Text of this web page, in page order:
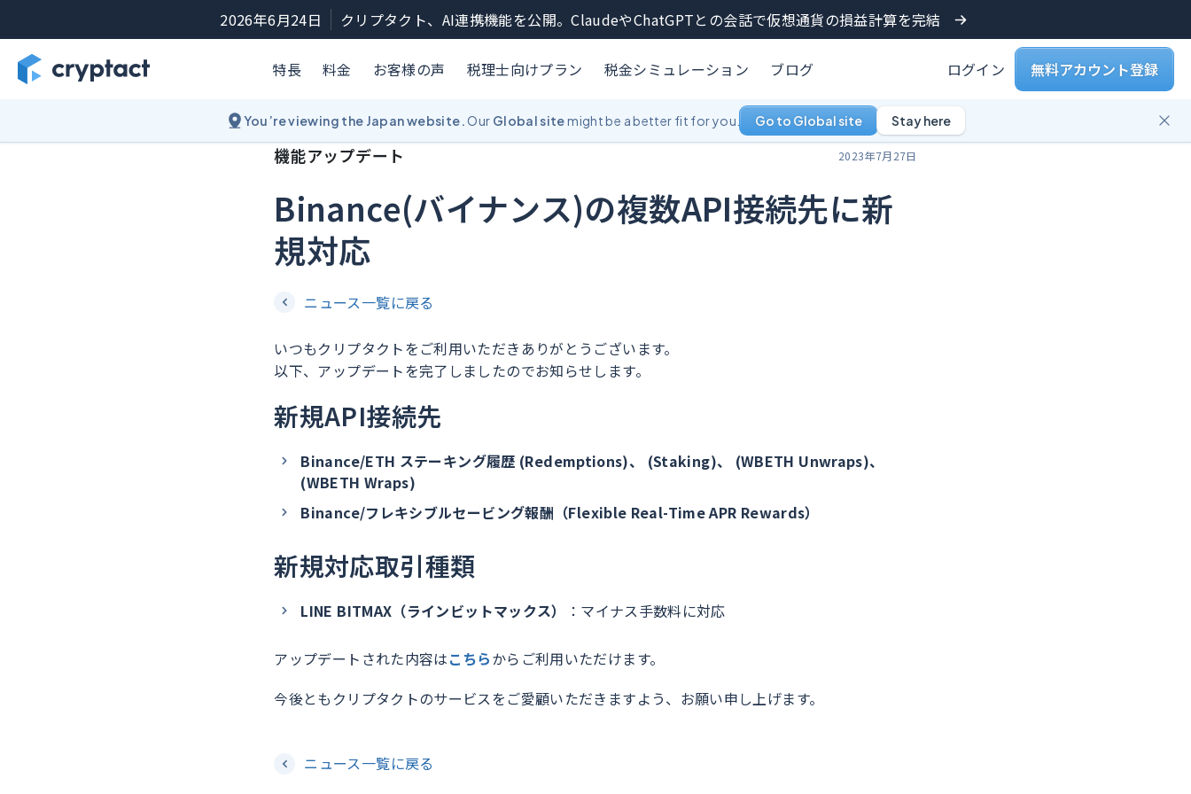
2026年6月24日 クリプタクト、AI連携機能を公開。ClaudeやChatGPTとの会話で仮想通貨の損益計算を完結
特長 料金 お客様の声 税理士向けプラン 税金シミュレーション ブログ ログイン 無料アカウント登録
You’re viewing the Japan website. Our Global sitemight be a better fit for you. Go to Global site Stay here
機能アップデート 2023年7月27日
Binance(バイナンス)の複数API接続先に新
規対応
ニュース一覧に戻る
いつもクリプタクトをご利用いただきありがとうございます。
以下、アップデートを完了しましたのでお知らせします。
新規API接続先
Binance/ETH ステーキング履歴 (Redemptions)、 (Staking)、 (WBETH Unwraps)、
(WBETH Wraps)
Binance/フレキシブルセービング報酬（Flexible Real-Time APR Rewards）
新規対応取引種類
LINE BITMAX（ラインビットマックス） ：マイナス手数料に対応
アップデートされた内容はこちらからご利用いただけます。
今後ともクリプタクトのサービスをご愛顧いただきますよう、お願い申し上げます。
ニュース一覧に戻る